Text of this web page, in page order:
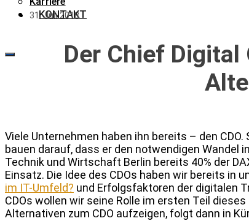
KONTAKT
31. Juli 2018
Der Chief
Viele Unternehmen haben ihn bereits – den
bauen darauf, dass er den notwendigen Wandel
Technik und Wirtschaft Berlin bereits 40% der
Einsatz. Die Idee des CDOs haben wir bereits in
im IT-Umfeld? und Erfolgsfaktoren der digitalen
CDOs wollen wir seine Rolle im ersten Teil
Alternativen zum CDO aufzeigen, folgt dann in